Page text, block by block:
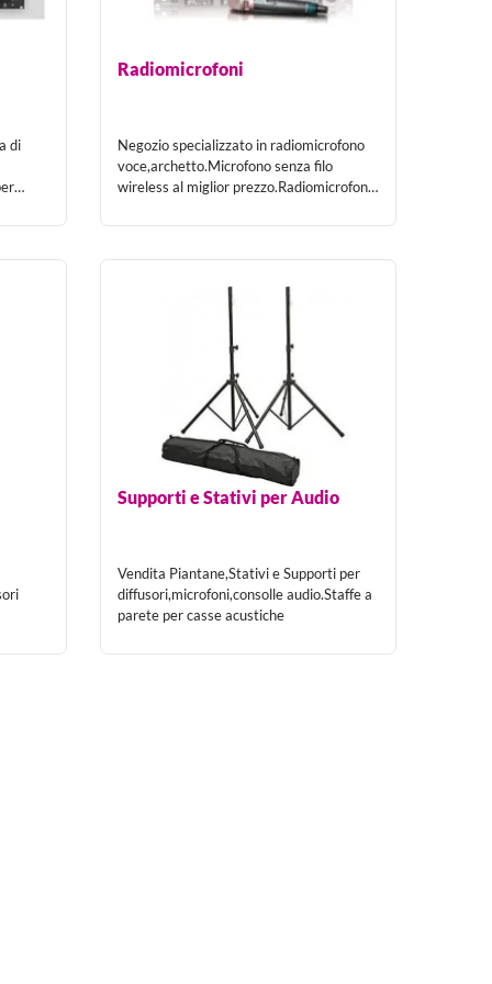
i quali intratteniamo rapporti solidi e
o divertirti!
di
Radiomicrofoni
Negozio specializzato in radiomicrofono
voce,archetto.Microfono senza filo
wireless al miglior prezzo.Radiomicrofoni
Supporti e Stativi per Audio
Vendita Piantane,Stativi e Supporti per
diffusori,microfoni,consolle audio.Staffe a
parete per casse acustiche